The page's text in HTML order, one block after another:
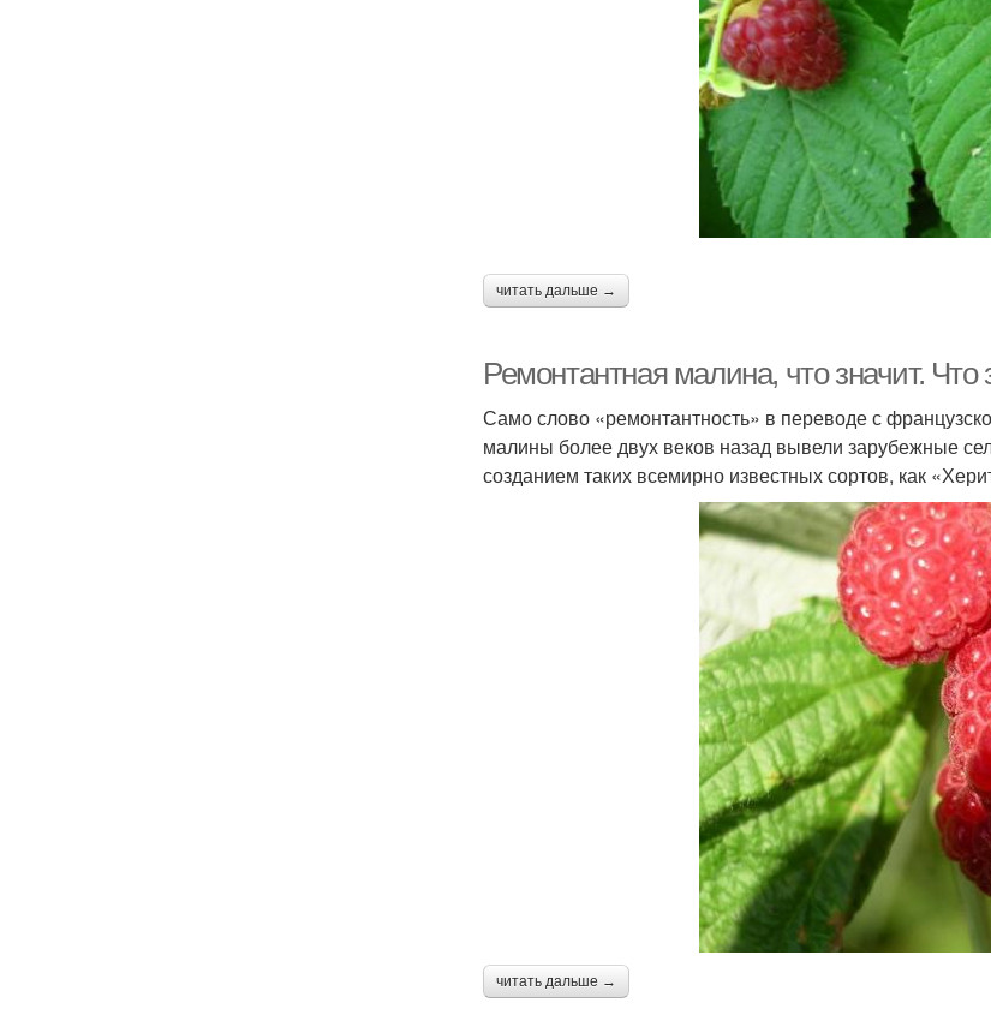
читать дальше →
Ремонтантная малина, что значит.
Само слово «ремонтантность» в переводе с
малины более двух веков назад вывели зарубежные
созданием таких всемирно известных сортов, как
читать дальше →